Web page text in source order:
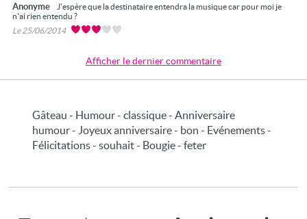
Anonyme
J'espère que la destinataire entendra la musique car pour moi je
n'ai rien entendu ?
Le 25/06/2014
Afficher le dernier commentaire
Gâteau - Humour - classique - Anniversaire
humour - Joyeux anniversaire - bon - Evénements -
Félicitations - souhait - Bougie - feter